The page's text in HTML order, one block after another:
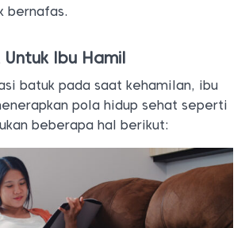
bernafas.
Ibu Hamil
batuk pada saat kehamilan, ibu
pola hidup sehat seperti
beberapa hal berikut: